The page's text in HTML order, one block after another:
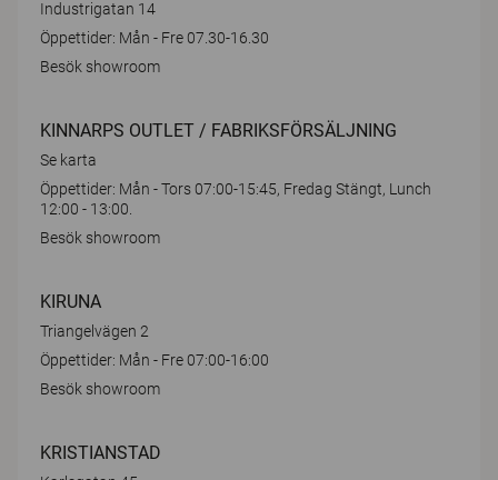
Industrigatan 14
Öppettider: Mån - Fre 07.30-16.30
Besök showroom
KINNARPS OUTLET / FABRIKSFÖRSÄLJNING
Se karta
Öppettider: Mån - Tors 07:00-15:45, Fredag Stängt, Lunch
12:00 - 13:00.
Besök showroom
KIRUNA
Triangelvägen 2
Öppettider: Mån - Fre 07:00-16:00
Besök showroom
KRISTIANSTAD